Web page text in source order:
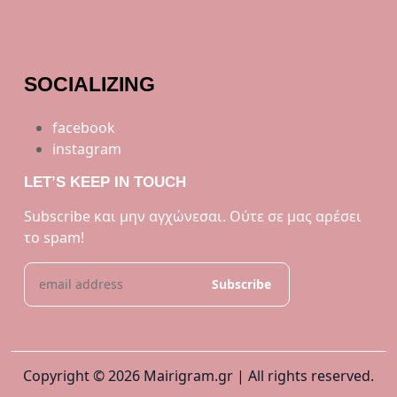
SOCIALIZING
facebook
instagram
LET’S KEEP IN TOUCH
Subscribe και μην αγχώνεσαι. Ούτε σε μας αρέσει
το spam!
Copyright © 2026 Mairigram.gr | All rights reserved.